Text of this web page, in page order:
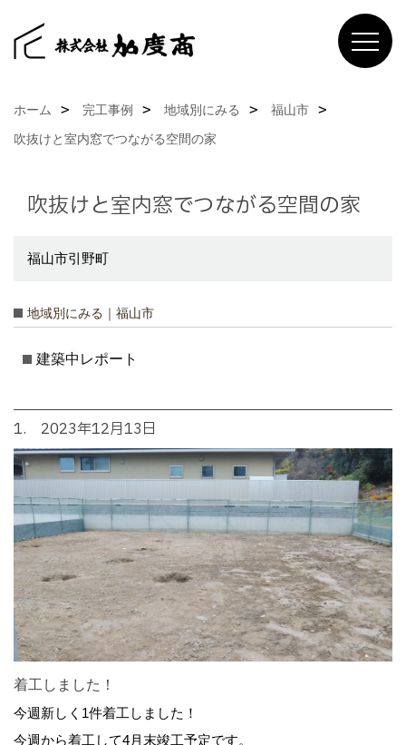
ホーム 完工事例 地域別にみる
福山市
吹抜けと室内窓でつながる空間の家
吹抜けと室内窓でつながる空間の家
福山市引野町
地域別にみる｜福山市
建築中レポート
1. 2023年12月13日
着工しました！
今週新しく1件着工しました！
今週から着工して4月末竣工予定です。